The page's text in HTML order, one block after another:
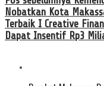
Nobatkan Kota
Terbaik I Creative
Dapat Insentif Rp3